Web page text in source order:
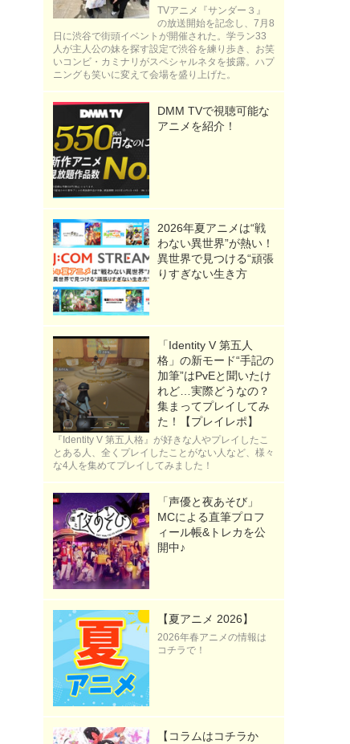
TVアニメ『サンダー３』
の放送開始を記念し、7月8
日に渋谷で街頭イベントが開催された。学ラン33
人が主人公の妹を探す設定で渋谷を練り歩き、お笑
いコンビ・カミナリがスペシャルネタを披露。ハプ
ニングも笑いに変えて会場を盛り上げた。
DMM TVで視聴可能な
アニメを紹介！
2026年夏アニメは“戦
わない異世界”が熱い！
異世界で見つける“頑張
りすぎない生き方
「Identity V 第五人
格」の新モード“手記の
加筆”はPvEと聞いたけ
れど…実際どうなの？
集まってプレイしてみ
た！【プレイレポ】
『Identity V 第五人格』が好きな人やプレイしたこ
とある人、全くプレイしたことがない人など、様々
な4人を集めてプレイしてみました！
「声優と夜あそび」
MCによる直筆プロフ
ィール帳&トレカを公
開中♪
【夏アニメ 2026】
2026年春アニメの情報は
コチラで！
【コラムはコチラか